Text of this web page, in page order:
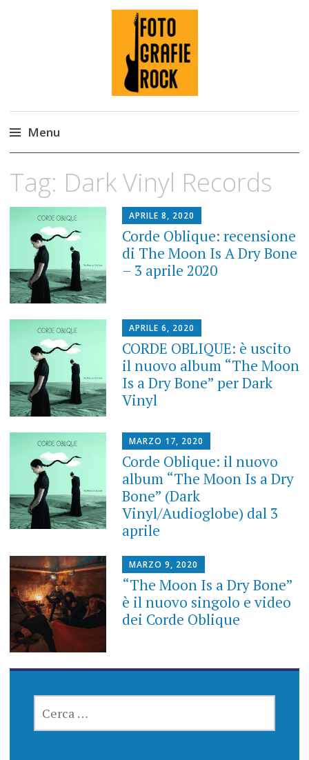
Fotografie ROCK
Menu
content
Tag: Dark Vinyl Records
APRILE 8, 2020
Corde Oblique: recensione
di The Moon Is A Dry Bone
– 3 aprile 2020
APRILE 6, 2020
CORDE OBLIQUE: è uscito
il nuovo album “The Moon
Is a Dry Bone” per Dark
Vinyl
MARZO 17, 2020
Corde Oblique: il nuovo
album “The Moon Is a Dry
Bone” (Dark
Vinyl/Audioglobe) dal 3
aprile
MARZO 9, 2020
“The Moon Is a Dry Bone”
è il nuovo singolo e video
dei Corde Oblique
PER: